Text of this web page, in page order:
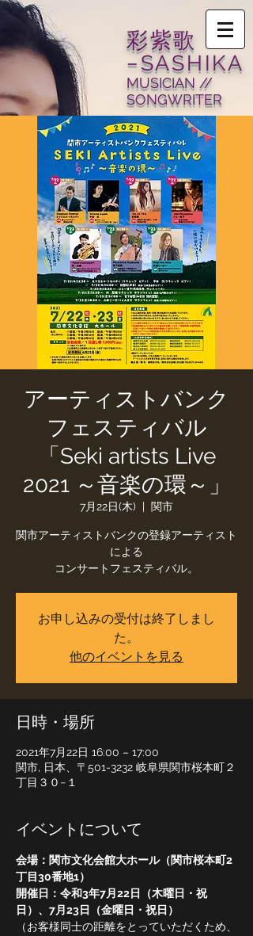
​彩紫歌
−SASHIKA
MUSICIAN //
SONGWRITER
アーティストバンク
フェスティバル
「Seki artists Live
2021 ～音楽の環～」
7月22日(木)
  |
関市
関市アーティストバンクの登録アーティスト
による
お申し込みの受付は終了しまし
た。
他のイベントを見る
日時・場所
2021年7月22日 16:00 – 17:00
関市, 日本、〒501-3232 岐阜県関市桜本町２
丁目３０−１
イベントについて
会場：関市文化会館大ホール（関市桜本町2
丁目30番地1）
開催日：令和3年7月22日（木曜日・祝
日）、7月23日（金曜日・祝日）
（お客様同士の距離をとっていただくため、